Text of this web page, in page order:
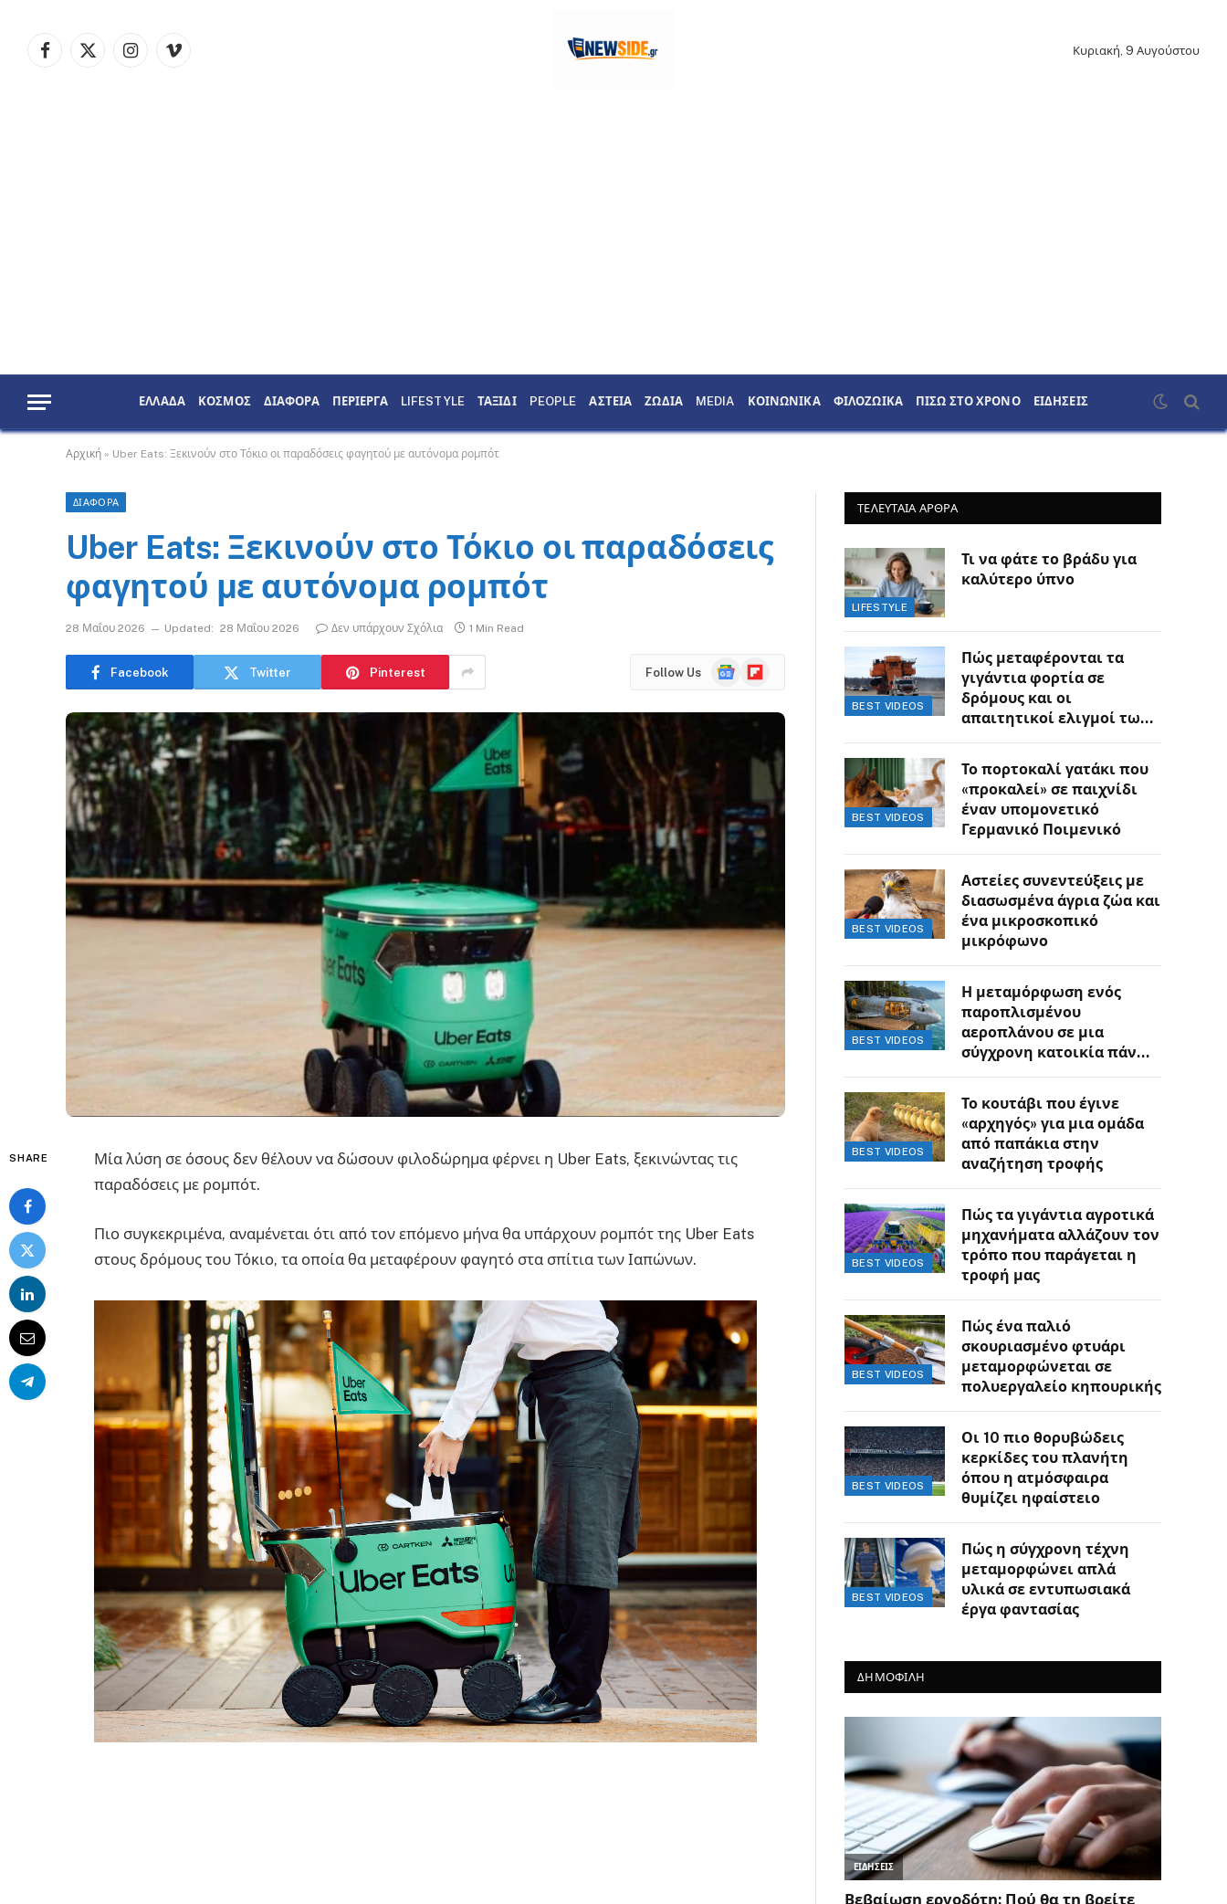
Facebook
X
InstagramVimeo
Κυριακή, 9 Αυγούστου
ΕΛΛΑΔΑ ΚΟΣΜΟΣ ΔΙΑΦΟΡΑ ΠΕΡΙΕΡΓΑ LIFESTYLE ΤΑΞΙΔΙ PEOPLE ΑΣΤΕΙΑ ΖΩΔΙΑ MEDIA ΚΟΙΝΩΝΙΚΑ ΦΙΛΟΖΩΙΚΑ ΠΙΣΩ ΣΤΟ ΧΡΟΝΟ ΕΙΔΗΣΕΙΣ
Αρχική » Uber Eats: Ξεκινούν στο Τόκιο οι παραδόσεις φαγητού με αυτόνομα ρομπότ
ΔΙΑΦΟΡΑ
Uber Eats: Ξεκινούν στο Τόκιο οι παραδόσεις
φαγητού με αυτόνομα ρομπότ
28 Μαΐου 2026 Updated: 28 Μαΐου 2026 Δεν υπάρχουν Σχόλια 1 Min Read
Facebook Twitter Pinterest Follow Us
GoogleFlipboard
SHARE
Μία λύση σε όσους δεν θέλουν να δώσουν φιλοδώρημα φέρνει η Uber Eats, ξεκινώντας τις
παραδόσεις με ρομπότ.
Πιο συγκεκριμένα, αναμένεται ότι από τον επόμενο μήνα θα υπάρχουν ρομπότ της Uber Eats
στους δρόμους του Τόκιο, τα οποία θα μεταφέρουν φαγητό στα σπίτια των Ιαπώνων.
ΤΕΛΕΥΤΑΙΑ ΑΡΘΡΑ
LIFESTYLE
Τι να φάτε το βράδυ για
καλύτερο ύπνο
BEST VIDEOS
Πώς μεταφέρονται τα
γιγάντια φορτία σε
δρόμους και οι
απαιτητικοί ελιγμοί των
BEST VIDEOS
Το πορτοκαλί γατάκι που
«προκαλεί» σε παιχνίδι
έναν υπομονετικό
Γερμανικό Ποιμενικό
BEST VIDEOS
Αστείες συνεντεύξεις με
διασωσμένα άγρια ζώα και
ένα μικροσκοπικό
μικρόφωνο
BEST VIDEOS
Η μεταμόρφωση ενός
παροπλισμένου
αεροπλάνου σε μια
σύγχρονη κατοικία πάνω
BEST VIDEOS
Το κουτάβι που έγινε
«αρχηγός» για μια ομάδα
από παπάκια στην
αναζήτηση τροφής
BEST VIDEOS
Πώς τα γιγάντια αγροτικά
μηχανήματα αλλάζουν τον
τρόπο που παράγεται η
τροφή μας
BEST VIDEOS
Πώς ένα παλιό
σκουριασμένο φτυάρι
μεταμορφώνεται σε
πολυεργαλείο κηπουρικής
BEST VIDEOS
Οι 10 πιο θορυβώδεις
κερκίδες του πλανήτη
όπου η ατμόσφαιρα
θυμίζει ηφαίστειο
BEST VIDEOS
Πώς η σύγχρονη τέχνη
μεταμορφώνει απλά
υλικά σε εντυπωσιακά
έργα φαντασίας
ΔΗΜΟΦΙΛΗ